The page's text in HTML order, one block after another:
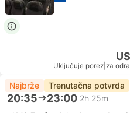
Uključuje porez za
Najbrže Trenutačna potvrda
20:35 23:00 2h 25m